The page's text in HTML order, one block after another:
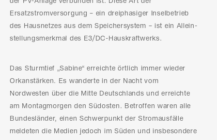
Ersatzstromversorgung – ein dreiphasiger Inselbetrieb
des Hausnetzes aus dem Speichersystem – ist ein Allein-
stellungsmerkmal des E3/DC-Hauskraftwerks.
Das Sturmtief „Sabine“ erreichte örtlich immer wieder
Orkanstärken. Es wanderte in der Nacht vom
Nordwesten über die Mitte Deutschlands und erreichte
am Montagmorgen den Südosten. Betroffen waren alle
Bundesländer, einen Schwerpunkt der Stromausfälle
meldeten die Medien jedoch im Süden und insbesondere